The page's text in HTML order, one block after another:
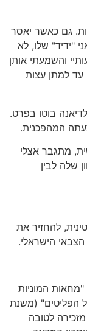
גם כאשר יאסר
"ידיד" שלו, לא
והשמעתי אותן
עד למתן עצות
בוטו בפרט.
המהפכנית.
מתגבר אצלי
שלה לבין
להחזיר את
הישראלי.
המוניות
הפליטים" (משנת
מזכירה לטובה